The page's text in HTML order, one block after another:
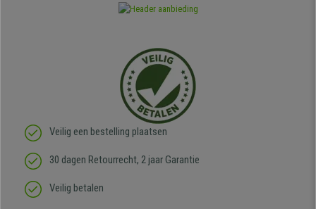
Veilig een bestelling plaatsen
30 dagen Retourrecht, 2 jaar Garantie
Veilig betalen